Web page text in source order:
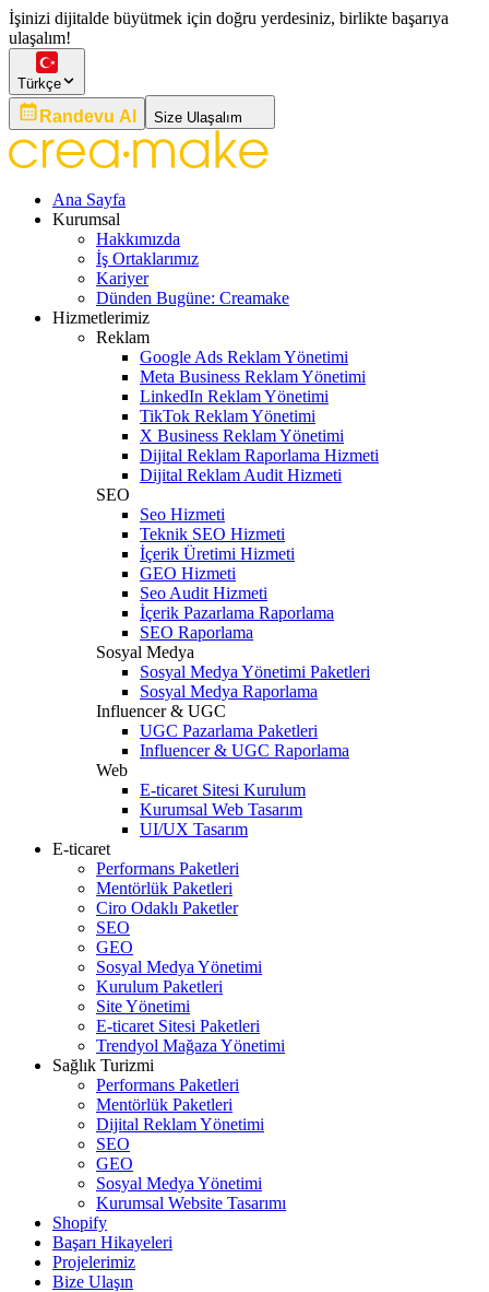
İşinizi dijitalde büyütmek için doğru yerdesiniz, birlikte başarıya
ulaşalım!
Türkçe
Randevu Al Size Ulaşalım
Ana Sayfa
Kurumsal
Hakkımızda
İş Ortaklarımız
Kariyer
Dünden Bugüne: Creamake
Hizmetlerimiz
Reklam
Google Ads Reklam Yönetimi
Meta Business Reklam Yönetimi
LinkedIn Reklam Yönetimi
TikTok Reklam Yönetimi
X Business Reklam Yönetimi
Dijital Reklam Raporlama Hizmeti
Dijital Reklam Audit Hizmeti
SEO
Seo Hizmeti
Teknik SEO Hizmeti
İçerik Üretimi Hizmeti
GEO Hizmeti
Seo Audit Hizmeti
İçerik Pazarlama Raporlama
SEO Raporlama
Sosyal Medya
Sosyal Medya Yönetimi Paketleri
Sosyal Medya Raporlama
Influencer & UGC
UGC Pazarlama Paketleri
Influencer & UGC Raporlama
Web
E-ticaret Sitesi Kurulum
Kurumsal Web Tasarım
UI/UX Tasarım
E-ticaret
Performans Paketleri
Mentörlük Paketleri
Ciro Odaklı Paketler
SEO
GEO
Sosyal Medya Yönetimi
Kurulum Paketleri
Site Yönetimi
E-ticaret Sitesi Paketleri
Trendyol Mağaza Yönetimi
Sağlık Turizmi
Performans Paketleri
Mentörlük Paketleri
Dijital Reklam Yönetimi
SEO
GEO
Sosyal Medya Yönetimi
Kurumsal Website Tasarımı
Shopify
Başarı Hikayeleri
Projelerimiz
Bize Ulaşın